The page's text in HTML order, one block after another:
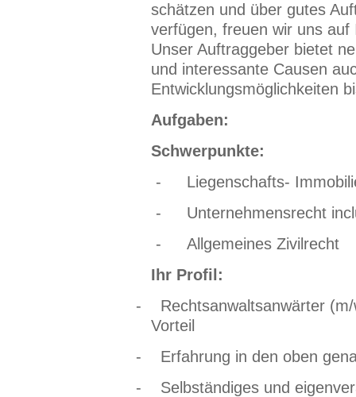
schätzen und über gutes
verfügen, freuen wir uns auf
Unser Auftraggeber bietet
und interessante Causen
Entwicklungsmöglichkeiten
Aufgaben:
Schwerpunkte:
-
Liegenschafts-
-
Unternehmensrecht
-
Allgemeines Zivilrecht
Ihr Profil:
-
Rechtsanwaltsanwärter
Vorteil
-
Erfahrung in den oben
-
Selbständiges und